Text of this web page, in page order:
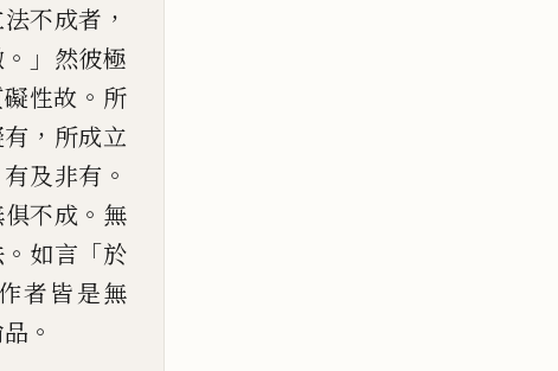
不成者 ，
。」 然彼極
性故 。 所
有 ， 所成立
有及非有 。
俱不成 。 無
。 如言 「於
者皆是無
。